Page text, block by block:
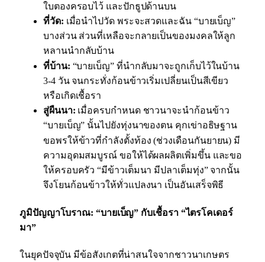
ใบตองครอบไว้ และปักธูปด้านบน
ที่วัด: เมื่อนำไปวัด พระจะสวดและฉัน “บายเบ็ญ”
บางส่วน ส่วนที่เหลือจะกลายเป็นของมงคลให้ลูก
หลานนำกลับบ้าน
ที่บ้าน: “บายเบ็ญ” ที่นำกลับมาจะถูกเก็บไว้ในบ้าน
3-4 วัน จนกระทั่งก้อนข้าวเริ่มเปลี่ยนเป็นสีเขียว
หรือเกิดเชื้อรา
สู่ผืนนา: เมื่อครบกำหนด ชาวนาจะนำก้อนข้าว
“บายเบ็ญ” นั้นไปยังทุ่งนาของตน คุกเข่าอธิษฐาน
ขอพรให้ข้าวที่กำลังตั้งท้อง (ช่วงเดือนกันยายน) มี
ความอุดมสมบูรณ์ ขอให้ได้ผลผลิตเพิ่มขึ้น และขอ
ให้ครอบครัว “มีข้าวเต็มนา มีปลาเต็มทุ่ง” จากนั้น
จึงโยนก้อนข้าวให้ทั่วแปลงนา เป็นอันเสร็จพิธี
ภูมิปัญญาโบราณ: “บายเบ็ญ” กับเชื้อรา “ไตรโคเดอร์
มา”
ในยุคปัจจุบัน มีข้อสังเกตที่น่าสนใจจากชาวนาเกษตร